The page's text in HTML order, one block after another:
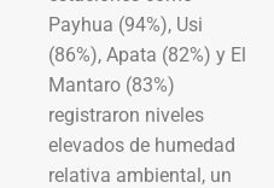
Payhua (94%), Usi
(86%), Apata (82%) y El
Mantaro (83%)
registraron niveles
elevados de humedad
relativa ambiental, un